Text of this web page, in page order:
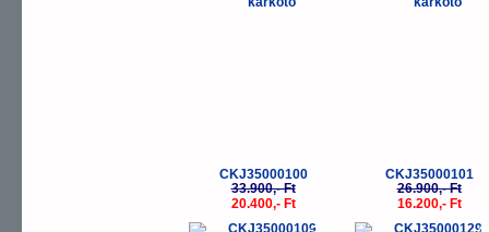
CKJ35000100
33.900,- Ft
20.400,- Ft
CKJ35000101
26.900,- Ft
16.200,- Ft